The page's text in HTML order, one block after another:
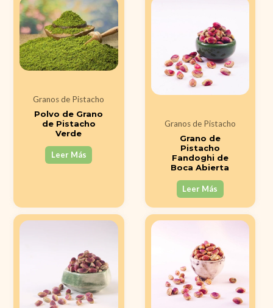
Granos de Pistacho
Polvo de Grano
de Pistacho
Verde
Leer Más
Granos de Pistacho
Grano de
Pistacho
Fandoghi de
Boca Abierta
Leer Más